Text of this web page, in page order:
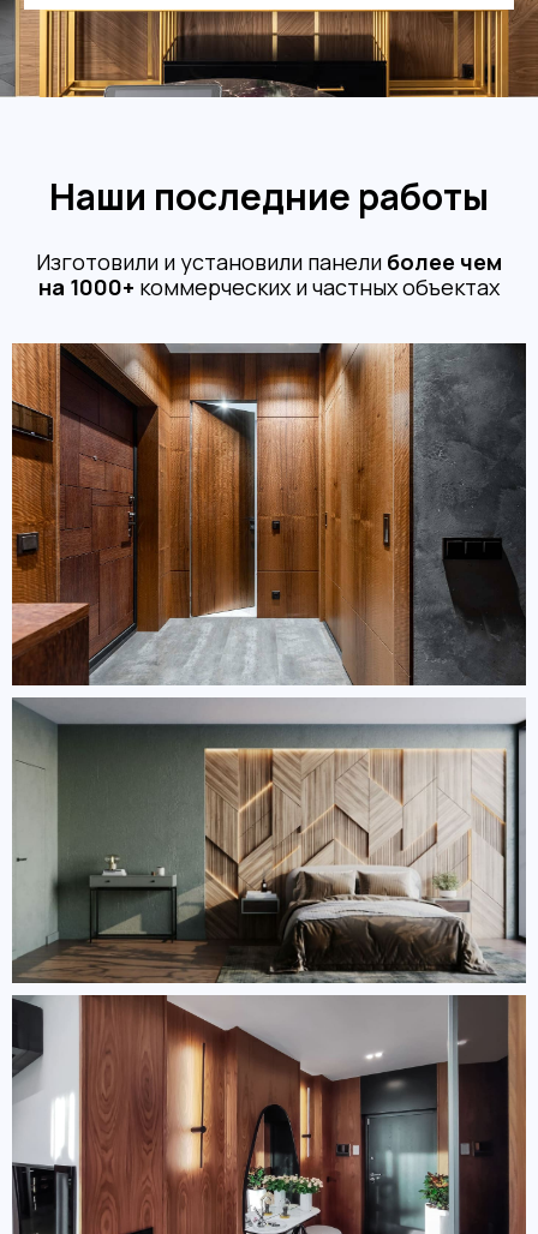
Наши последние работы
Изготовили и установили панели более чем
на 1000+ коммерческих и частных объектах